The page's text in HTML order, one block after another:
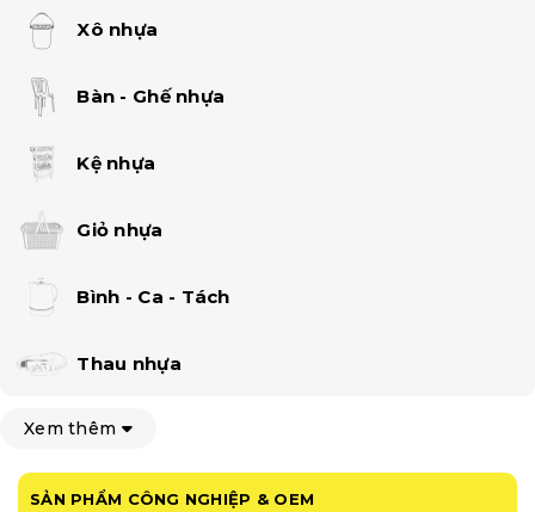
Xô nhựa
Bàn - Ghế nhựa
Kệ nhựa
Giỏ nhựa
Bình - Ca - Tách
Thau nhựa
Xem thêm
SẢN PHẨM CÔNG NGHIỆP & OEM